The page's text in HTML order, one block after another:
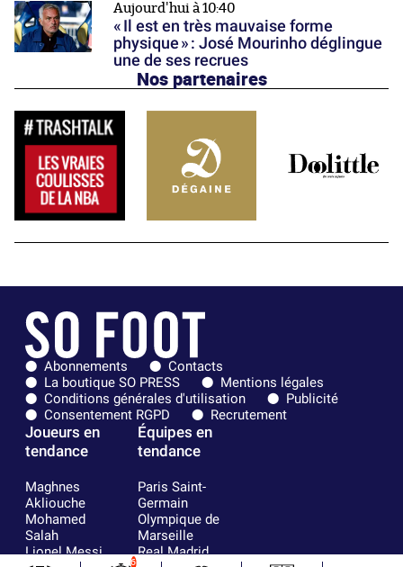
Aujourd'hui à 10:40
« Il est en très mauvaise forme
physique » : José Mourinho déglingue
une de ses recrues
Nos partenaires
Abonnements
Contacts
La boutique SO PRESS
Mentions légales
Conditions générales d'utilisation
Publicité
Consentement RGPD
Recrutement
Joueurs en
tendance
Maghnes
Akliouche
Mohamed
Salah
Lionel Messi
Équipes en
tendance
Paris Saint-
Germain
Olympique de
Marseille
Real Madrid
6